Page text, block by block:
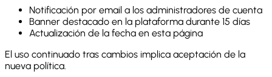
Notificación por email a los administradores de cuenta
Banner destacado en la plataforma durante 15 días
Actualización de la fecha en esta página
El uso continuado tras cambios implica aceptación de la
nueva política.